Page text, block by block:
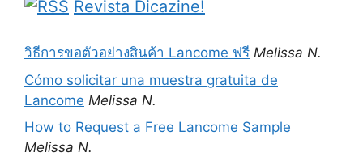
Revista Dicazine!
วิธีการขอตัวอย่างสินค้า Lancome ฟรี Melissa N.
Cómo solicitar una muestra gratuita de
Lancome Melissa N.
How to Request a Free Lancome Sample
Melissa N.